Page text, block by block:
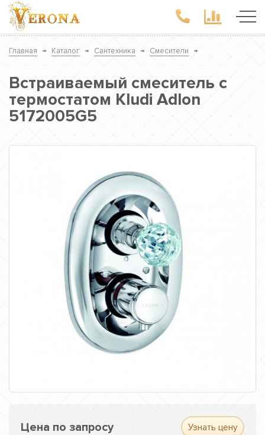
Главная → Каталог → Сантехника → Смесители →
Встраиваемый смеситель с
термостатом Kludi Adlon
5172005G5
Цена по запросу Узнать цену